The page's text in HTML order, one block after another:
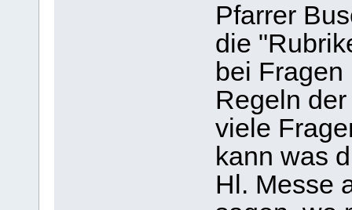
Pfarrer
die
bei
Regeln
viele
kann was
Hl. Messe